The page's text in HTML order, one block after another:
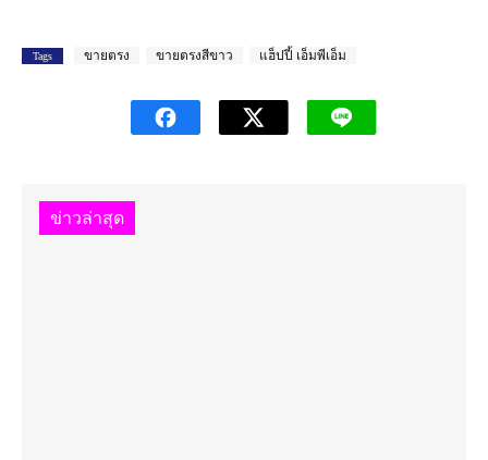
Tags ขายตรง ขายตรงสีขาว แฮ็ปปี้ เอ็มพีเอ็ม
ข่าวล่าสุด